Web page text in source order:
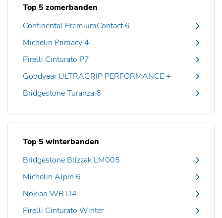
Top 5 zomerbanden
Continental PremiumContact 6
Michelin Primacy 4
Pirelli Cinturato P7
Goodyear ULTRAGRIP PERFORMANCE +
Bridgestone Turanza 6
Top 5 winterbanden
Bridgestone Blizzak LM005
Michelin Alpin 6
Nokian WR D4
Pirelli Cinturato Winter